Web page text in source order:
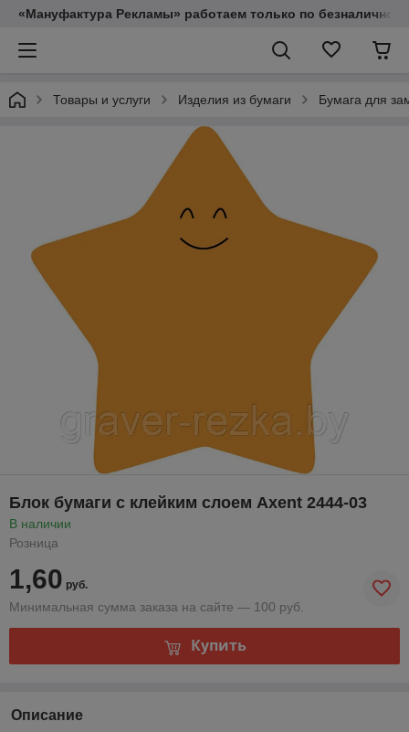
«Мануфактура Рекламы» работаем только по
Товары и услуги Изделия из бумаги Бумага для
Блок бумаги с клейким слоем Axent 2444-03
В наличии
Розница
1,60 руб.
Минимальная сумма заказа на сайте — 100 руб.
Купить
Описание